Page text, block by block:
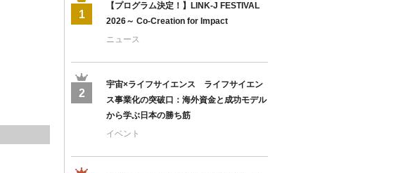
1
【プログラム決定！】LINK-J FESTIVAL
2026～ Co-Creation for Impact
ニュース
2
宇宙×ライフサイエンス ライフサイエン
ス事業化の突破口：海外資金と成功モデル
から学ぶ日本の勝ち筋
イベント